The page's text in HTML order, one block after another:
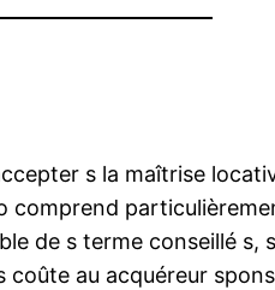
s la maîtrise
comprend
de s terme conseillé s, s
coûte au acquéreur